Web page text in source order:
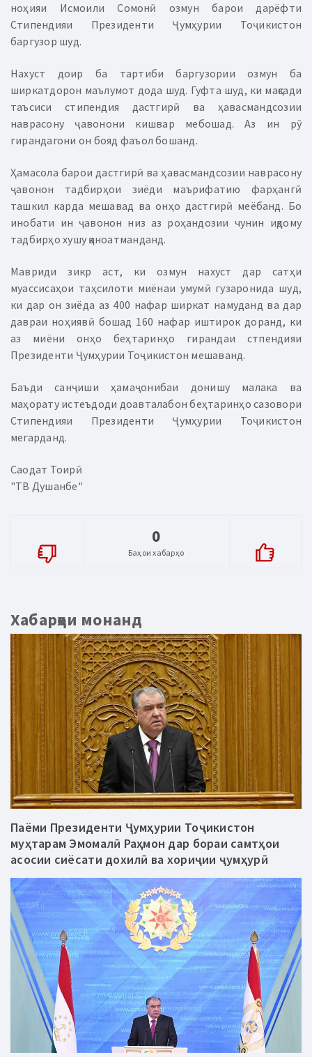
ноҳияи Исмоили Сомонӣ озмун барои дарёфти
Стипендияи Президенти Ҷумҳурии Тоҷикистон
баргузор шуд.
Нахуст доир ба тартиби баргузории озмун ба
ширкатдорон маълумот дода шуд. Гуфта шуд, ки мақсади
таъсиси стипендия дастгирӣ ва ҳавасмандсозии
наврасону ҷавонони кишвар мебошад. Аз ин рӯ
гирандагони он бояд фаъол бошанд.
Ҳамасола барои дастгирӣ ва ҳавасмандсозии наврасону
ҷавонон тадбирҳои зиёди маърифатию фарҳангӣ
ташкил карда мешавад ва онҳо дастгирӣ меёбанд. Бо
инобати ин ҷавонон низ аз роҳандозии чунин иқдому
тадбирҳо хушу қаноатманданд.
Мавриди зикр аст, ки озмун нахуст дар сатҳи
муассисаҳои таҳсилоти миёнаи умумӣ гузаронида шуд,
ки дар он зиёда аз 400 нафар ширкат намуданд ва дар
давраи ноҳиявӣ бошад 160 нафар иштирок доранд, ки
аз миёни онҳо беҳтаринҳо гирандаи стпендияи
Президенти Ҷумҳурии Тоҷикистон мешаванд.
Баъди санҷиши ҳамаҷонибаи донишу малака ва
маҳорату истеъдоди доавталабон беҳтаринҳо сазовори
Стипендияи Президенти Ҷумҳурии Тоҷикистон
мегарданд.
Саодат Тоирӣ
"ТВ Душанбе"
0
Баҳои хабарҳо
Хабарҳои монанд
Паёми Президенти Ҷумҳурии Тоҷикистон
муҳтарам Эмомалӣ Раҳмон дар бораи самтҳои
асосии сиёсати дохилӣ ва хориҷии ҷумҳурӣ